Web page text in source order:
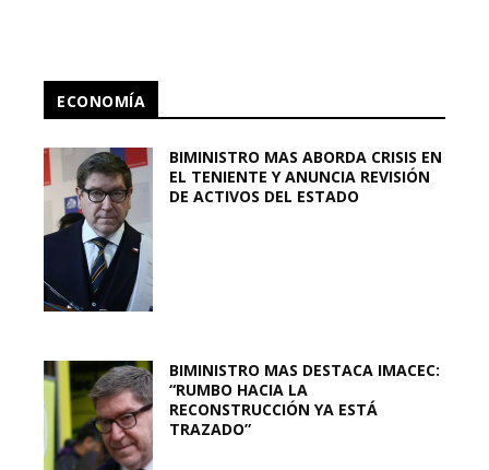
ECONOMÍA
BIMINISTRO MAS ABORDA CRISIS EN
EL TENIENTE Y ANUNCIA REVISIÓN
DE ACTIVOS DEL ESTADO
BIMINISTRO MAS DESTACA IMACEC:
“RUMBO HACIA LA
RECONSTRUCCIÓN YA ESTÁ
TRAZADO”